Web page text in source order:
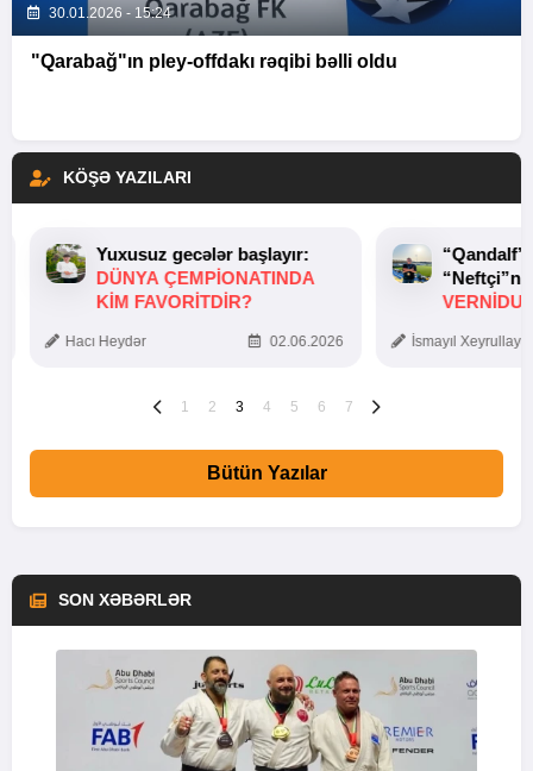
30.01.2026 - 15:24
"Qarabağ"ın pley-offdakı rəqibi bəlli oldu
KÖŞƏ YAZILARI
Yuxusuz gecələr başlayır:
DÜNYA ÇEMPIONATINDA
KIM FAVORITDIR?
Hacı Heydər 02.06.2026 İsmayıl
1 2 3 4 5 6 7
Bütün Yazılar
SON XƏBƏRLƏR